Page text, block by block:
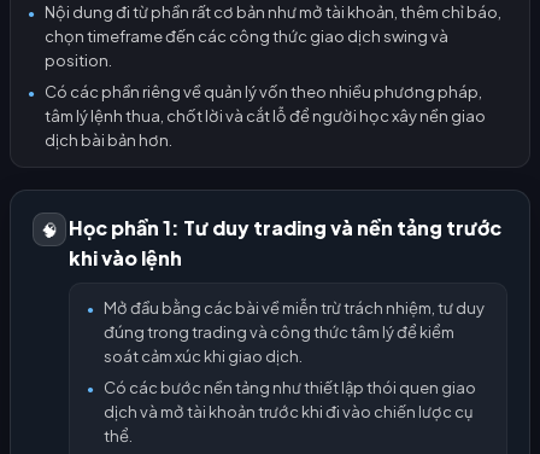
●
Nội dung đi từ phần rất cơ bản như mở tài khoản, thêm chỉ báo,
chọn timeframe đến các công thức giao dịch swing và
position.
●
Có các phần riêng về quản lý vốn theo nhiều phương pháp,
tâm lý lệnh thua, chốt lời và cắt lỗ để người học xây nền giao
dịch bài bản hơn.
🧠
Học phần 1: Tư duy trading và nền tảng trước
khi vào lệnh
●
Mở đầu bằng các bài về miễn trừ trách nhiệm, tư duy
đúng trong trading và công thức tâm lý để kiểm
soát cảm xúc khi giao dịch.
●
Có các bước nền tảng như thiết lập thói quen giao
dịch và mở tài khoản trước khi đi vào chiến lược cụ
thể.